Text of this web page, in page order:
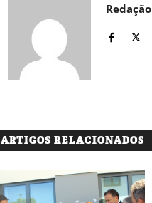
Redação
ARTIGOS RELACIONADOS